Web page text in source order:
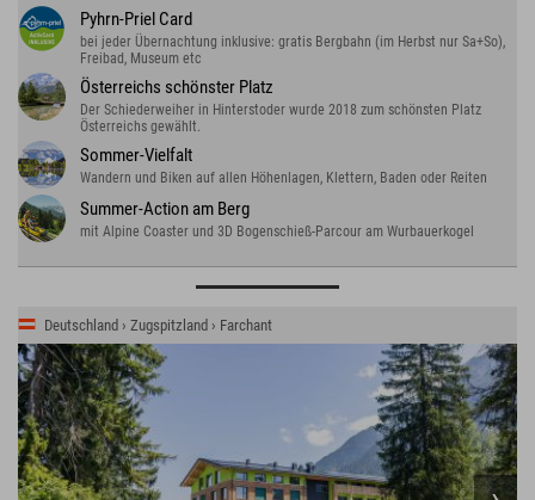
Pyhrn-Priel Card
bei jeder Übernachtung inklusive: gratis Bergbahn (im Herbst nur Sa+So),
Freibad, Museum etc
Österreichs schönster Platz
Der Schiederweiher in Hinterstoder wurde 2018 zum schönsten Platz
Österreichs gewählt.
Sommer-Vielfalt
Wandern und Biken auf allen Höhenlagen, Klettern, Baden oder Reiten
Summer-Action am Berg
mit Alpine Coaster und 3D Bogenschieß-Parcour am Wurbauerkogel
Deutschland › Zugspitzland › Farchant